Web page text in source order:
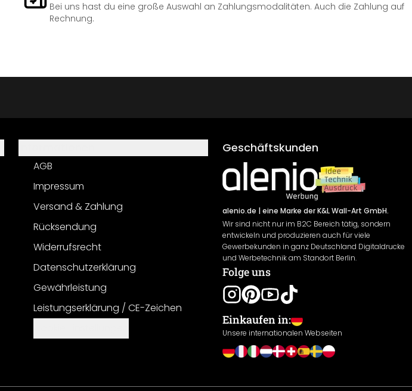
Bei uns hast du eine große Auswahl an Zahlungsmodalitäten. Auch die Zahlung auf
Rechnung.
AGB
Impressum
Versand & Zahlung
Rücksendung
Widerrufsrecht
Datenschutzerklärung
Gewährleistung
Leistungserklärung / CE-Zeichen
Geschäftskunden
alenio.de | eine Marke der K&L Wall-Art GmbH.
Wir sind nicht nur im B2C Bereich tätig, sondern
entwickeln und produzieren auch für viele
Gewerbekunden in ganz Deutschland Digitaldrucke
und Werbetechnik am Standort Berlin.
Folge uns
Einkaufen in:
Unsere internationalen Webseiten